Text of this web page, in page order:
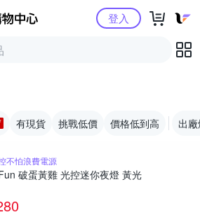
Yahoo購物中心登入
有現貨 挑戰低價 價格低到高 出
不怕浪費電源
破蛋黃雞 光控迷你夜燈 黃光